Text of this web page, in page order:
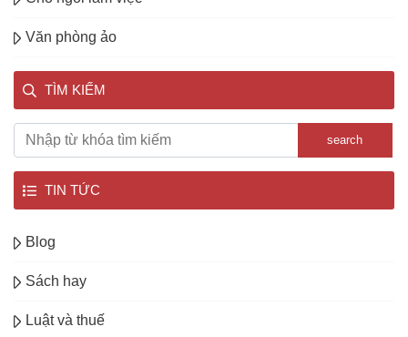
Văn phòng ảo
TÌM KIẾM
search
TIN TỨC
Blog
Sách hay
Luật và thuế